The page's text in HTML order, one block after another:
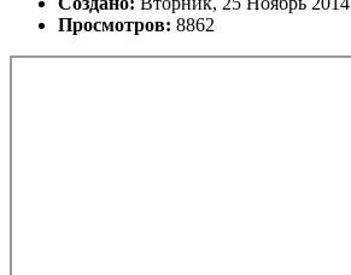
Просмотров: 8862